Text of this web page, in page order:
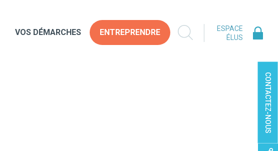
VOS DÉMARCHES ENTREPRENDRE
ESPACE
ÉLUS
CONTACTEZ-NOUS